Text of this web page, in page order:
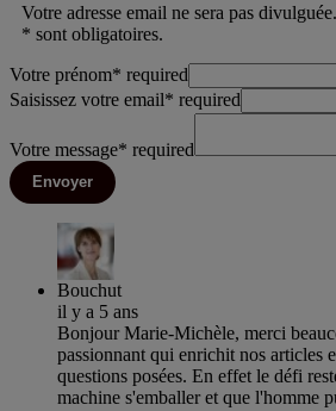
Votre adresse email ne sera pas
* sont obligatoires.
Votre prénom* required
Saisissez votre email* required
Votre message* required
Envoyer
Bouchut
il y a 5 ans
Bonjour Marie-Michèle, merci
passionnant qui enrichit nos articles
questions posées. En effet le défi
machine s'emballer et que l'homme